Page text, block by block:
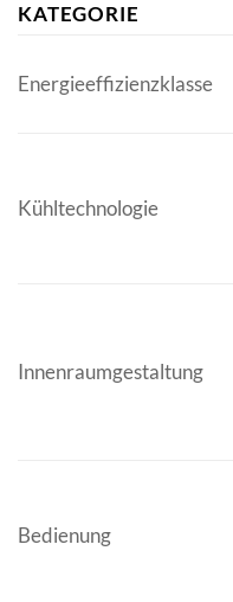
KATEGORIE
Energieeffizienzklasse
Kühltechnologie
Innenraumgestaltung
Bedienung